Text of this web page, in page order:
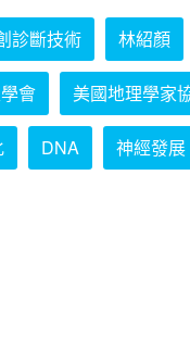
診斷技術 林紹顏
會 美國地理學家
DNA 神經發展